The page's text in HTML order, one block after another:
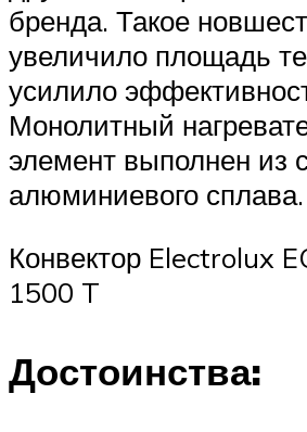
бренда. Такое
увеличило площадь
усилило
Монолитный
элемент выполнен из
алюминиевого сплава.
Конвектор Electrolux
1500 T
Достоинства: